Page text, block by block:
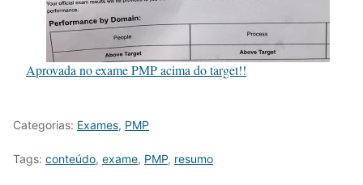
Aprovada no exame PMP acima do target!!
Categorias: Exames, PMP
Tags: conteúdo, exame, PMP, resumo